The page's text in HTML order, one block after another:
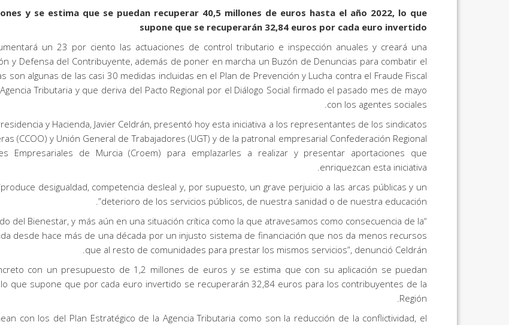
y se estima que se puedan recuperar 40,5 millones de euros hasta el año 2022, lo que
supone que se recuperarán 32,84 euros por cada euro invertido
un 23 por ciento las actuaciones de control tributario e inspección anuales y creará una
y Defensa del Contribuyente, además de poner en marcha un Buzón de Denuncias para combatir el
son algunas de las casi 30 medidas incluidas en el Plan de Prevención y Lucha contra el Fraude Fiscal
Tributaria y que deriva del Pacto Regional por el Diálogo Social firmado el pasado mes de mayo
con los agentes sociales.
y Hacienda, Javier Celdrán, presentó hoy esta iniciativa a los representantes de los sindicatos
(CCOO) y Unión General de Trabajadores (UGT) y de la patronal empresarial Confederación Regional
Empresariales de Murcia (Croem) para emplazarles a realizar y presentar aportaciones que
enriquezcan esta iniciativa.
desigualdad, competencia desleal y, por supuesto, un grave perjuicio a las arcas públicas y un
deterioro de los servicios públicos, de nuestra sanidad o de nuestra educación”.
del Bienestar, y más aún en una situación crítica como la que atravesamos como consecuencia de la
desde hace más de una década por un injusto sistema de financiación que nos da menos recursos
que al resto de comunidades para prestar los mismos servicios”, denunció Celdrán.
con un presupuesto de 1,2 millones de euros y se estima que con su aplicación se puedan
que supone que por cada euro invertido se recuperarán 32,84 euros para los contribuyentes de la
Región.
con los del Plan Estratégico de la Agencia Tributaria como son la reducción de la conflictividad, el